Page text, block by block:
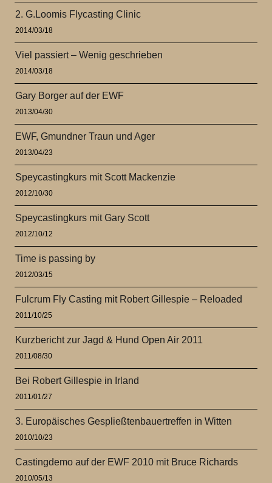
2. G.Loomis Flycasting Clinic
2014/03/18
Viel passiert – Wenig geschrieben
2014/03/18
Gary Borger auf der EWF
2013/04/30
EWF, Gmundner Traun und Ager
2013/04/23
Speycastingkurs mit Scott Mackenzie
2012/10/30
Speycastingkurs mit Gary Scott
2012/10/12
Time is passing by
2012/03/15
Fulcrum Fly Casting mit Robert Gillespie – Reloaded
2011/10/25
Kurzbericht zur Jagd & Hund Open Air 2011
2011/08/30
Bei Robert Gillespie in Irland
2011/01/27
3. Europäisches Gespließtenbauertreffen in Witten
2010/10/23
Castingdemo auf der EWF 2010 mit Bruce Richards
2010/05/13